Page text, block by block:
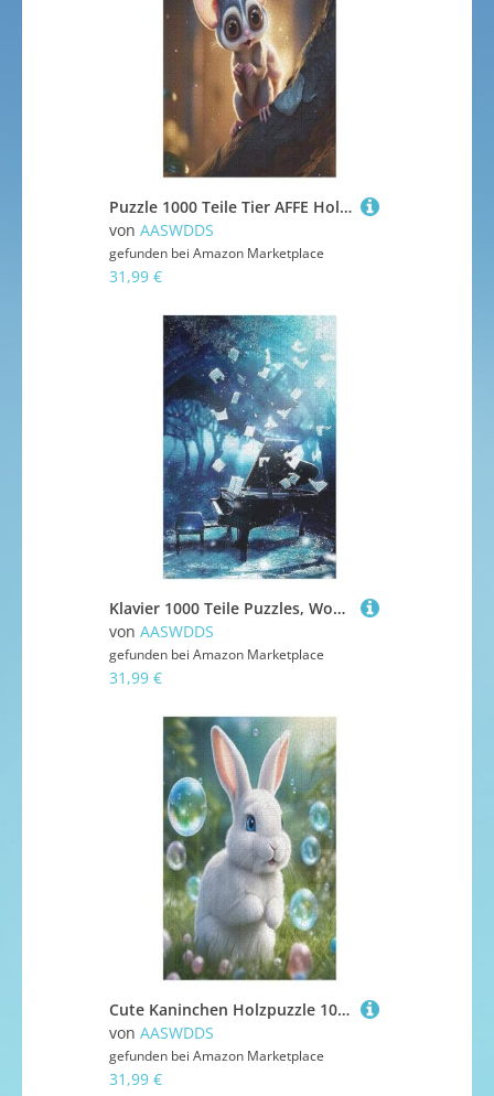
Puzzle 1000 Teile Tier AFFE Holzpuzzle Für Erwachsene Lernspiel Herausforderungsspielzeug The Puzzles Für Erwachsene Kinder 78×53cm
von AASWDDS
gefunden bei Amazon Marketplace
31,99 €
Klavier 1000 Teile Puzzles, Wood Craft, Hochwertiges Modernes Puzzle, DIY, Für Erwachsene Und Kinder Ab 12 Jahren, 78×53cm
von AASWDDS
gefunden bei Amazon Marketplace
31,99 €
Cute Kaninchen Holzpuzzle 1000 Teile, Knobelspiele Für Erwachsene, Teenager, Puzzles Unmögliche - Kinder Puzzle Zimmer Deko 78×53cm
von AASWDDS
gefunden bei Amazon Marketplace
31,99 €